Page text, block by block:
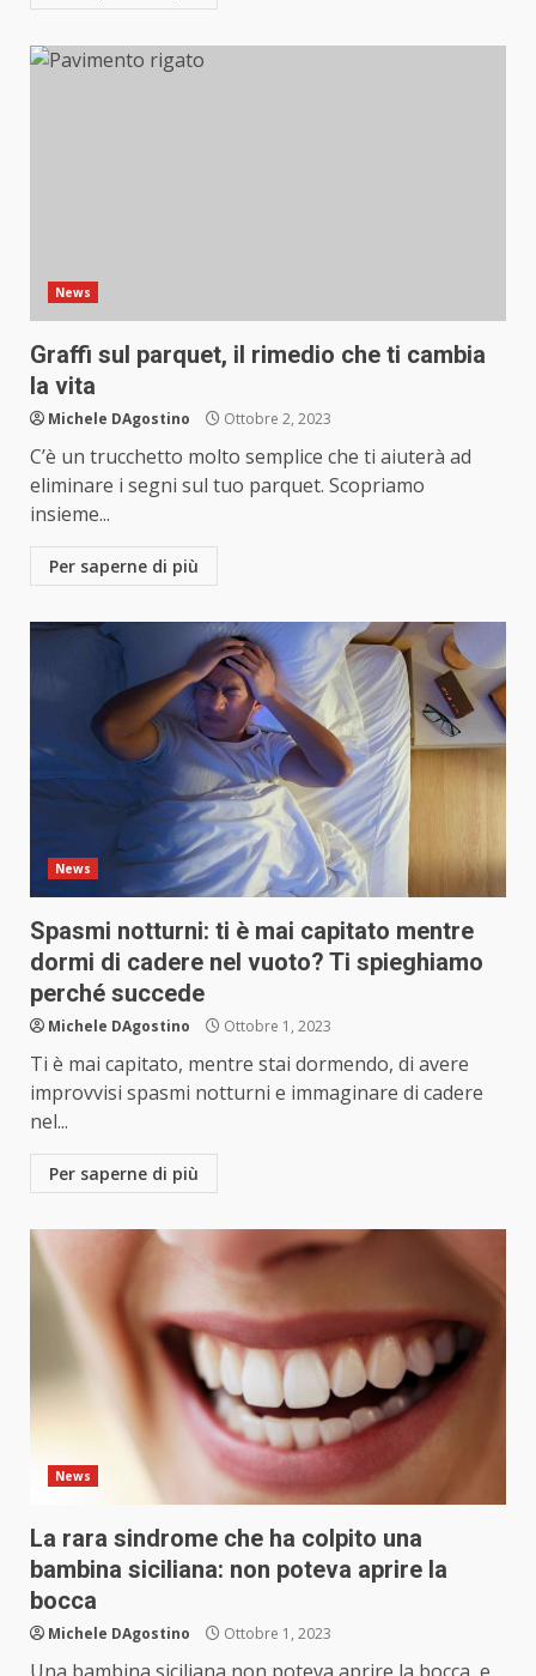
News
Graffi sul parquet, il rimedio che ti cambia
la vita
Michele DAgostino Ottobre 2, 2023
C’è un trucchetto molto semplice che ti aiuterà ad
eliminare i segni sul tuo parquet. Scopriamo
insieme...
Per saperne di più
News
Spasmi notturni: ti è mai capitato mentre
dormi di cadere nel vuoto? Ti spieghiamo
perché succede
Michele DAgostino Ottobre 1, 2023
Ti è mai capitato, mentre stai dormendo, di avere
improvvisi spasmi notturni e immaginare di cadere
nel...
Per saperne di più
News
La rara sindrome che ha colpito una
bambina siciliana: non poteva aprire la
bocca
Michele DAgostino Ottobre 1, 2023